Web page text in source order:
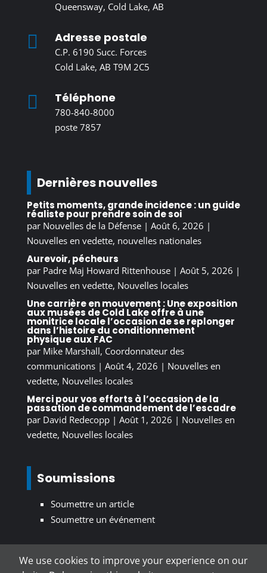
Queensway, Cold Lake, AB
 Adresse postale
C.P. 6190 Succ. Forces
Cold Lake, AB T9M 2C5
 Téléphone
780-840-8000
poste 7857
Dernières nouvelles
Petits moments, grande incidence : un guide
réaliste pour prendre soin de soi
par Nouvelles de la Défense| Août 6, 2026 |
Nouvelles en vedette, nouvelles nationales
Aurevoir, pécheurs
par Padre Maj Howard Rittenhouse| Août 5, 2026 |
Nouvelles en vedette, Nouvelles locales
Une carrière en mouvement : Une exposition
aux musées de Cold Lake offre à une
monitrice locale l’occasion de se replonger
dans l’histoire du conditionnement
physique aux FAC
par Mike Marshall, Coordonnateur des
communications| Août 4, 2026 | Nouvelles en
vedette, Nouvelles locales
Merci pour vos efforts à l’occasion de la
passation de commandement de l’escadre
par David Redecopp| Août 1, 2026 | Nouvelles en
vedette, Nouvelles locales
Soumissions
Soumettre un article
Soumettre un événement
We use cookies to improve your experience on our